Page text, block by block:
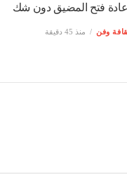
إعادة فتح المضيق دون شك
وفن منذ 45 دقيقة